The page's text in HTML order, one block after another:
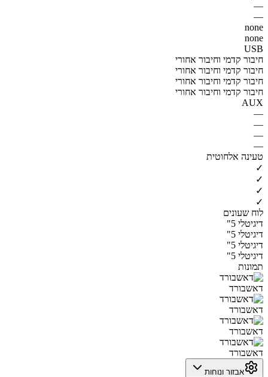
—
—
none
none
USB
חיבור קדמי וחיבור אחורי
חיבור קדמי וחיבור אחורי
חיבור קדמי וחיבור אחורי
חיבור קדמי וחיבור אחורי
AUX
—
—
—
—
טעינה אלחוטית
✓
✓
✓
✓
לוח שעונים
דיגיטלי 5"
דיגיטלי 5"
דיגיטלי 5"
דיגיטלי 5"
תמונות
דאשבורד
דאשבורד
דאשבורד
דאשבורד
אבזור ונוחות